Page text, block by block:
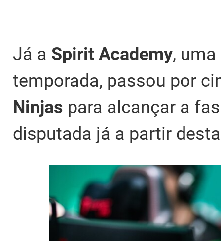
Já a Spirit Academy,
temporada, passou por
Ninjas para alcançar a
disputada já a partir